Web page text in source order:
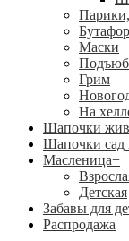
Маски
Грим
На
Шапочки
Шапочки сад
Масленица+
Детская
Забавы для
Распродажа